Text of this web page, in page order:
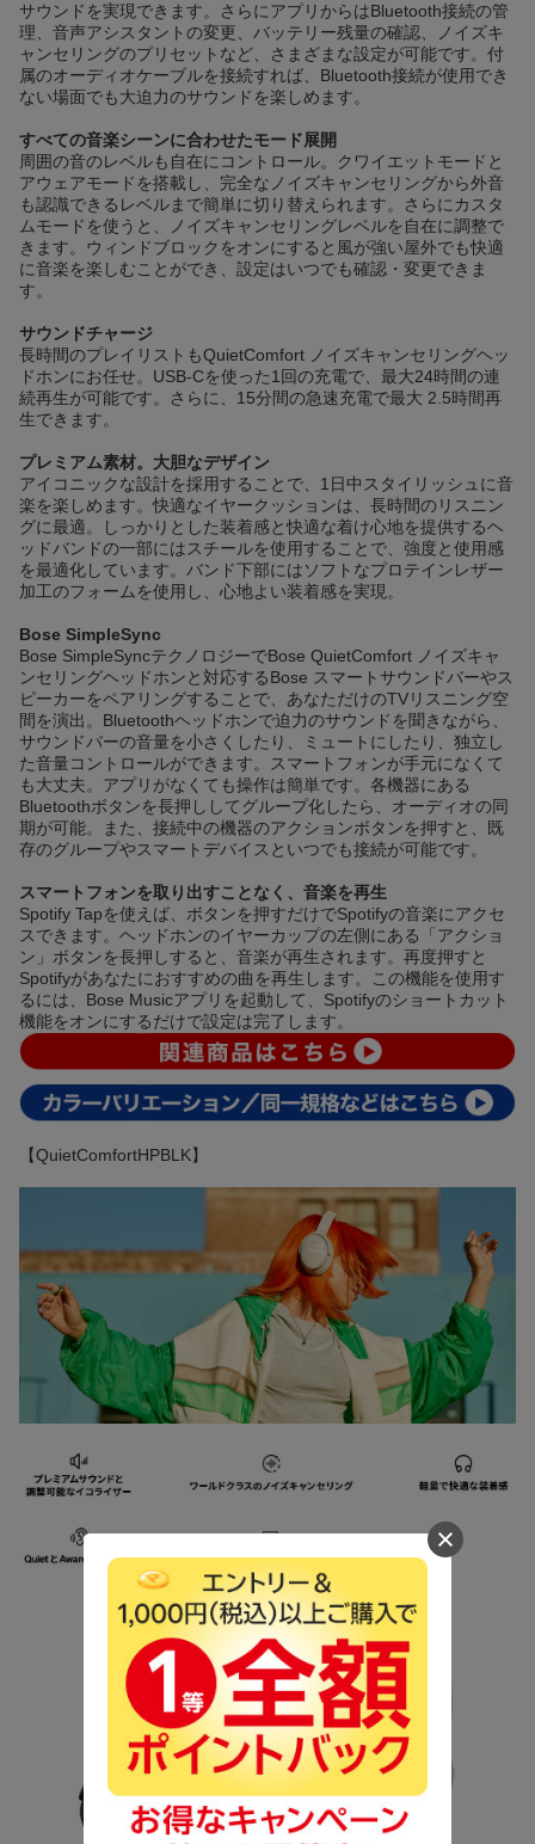
サウンドを実現できます。さらにアプリからはBluetooth接続の管
理、音声アシスタントの変更、バッテリー残量の確認、ノイズキ
ャンセリングのプリセットなど、さまざまな設定が可能です。付
属のオーディオケーブルを接続すれば、Bluetooth接続が使用でき
ない場面でも大迫力のサウンドを楽しめます。
すべての音楽シーンに合わせたモード展開
周囲の音のレベルも自在にコントロール。クワイエットモードと
アウェアモードを搭載し、完全なノイズキャンセリングから外音
も認識できるレベルまで簡単に切り替えられます。さらにカスタ
ムモードを使うと、ノイズキャンセリングレベルを自在に調整で
きます。ウィンドブロックをオンにすると風が強い屋外でも快適
に音楽を楽しむことができ、設定はいつでも確認・変更できま
す。
サウンドチャージ
長時間のプレイリストもQuietComfort ノイズキャンセリングヘッ
ドホンにお任せ。USB-Cを使った1回の充電で、最大24時間の連
続再生が可能です。さらに、15分間の急速充電で最大 2.5時間再
生できます。
プレミアム素材。大胆なデザイン
アイコニックな設計を採用することで、1日中スタイリッシュに音
楽を楽しめます。快適なイヤークッションは、長時間のリスニン
グに最適。しっかりとした装着感と快適な着け心地を提供するヘ
ッドバンドの一部にはスチールを使用することで、強度と使用感
を最適化しています。バンド下部にはソフトなプロテインレザー
加工のフォームを使用し、心地よい装着感を実現。
Bose SimpleSync
Bose SimpleSyncテクノロジーでBose QuietComfort ノイズキャ
ンセリングヘッドホンと対応するBose スマートサウンドバーやス
ピーカーをペアリングすることで、あなただけのTVリスニング空
間を演出。Bluetoothヘッドホンで迫力のサウンドを聞きながら、
サウンドバーの音量を小さくしたり、ミュートにしたり、独立し
た音量コントロールができます。スマートフォンが手元になくて
も大丈夫。アプリがなくても操作は簡単です。各機器にある
Bluetoothボタンを長押ししてグループ化したら、オーディオの同
期が可能。また、接続中の機器のアクションボタンを押すと、既
存のグループやスマートデバイスといつでも接続が可能です。
スマートフォンを取り出すことなく、音楽を再生
Spotify Tapを使えば、ボタンを押すだけでSpotifyの音楽にアクセ
スできます。ヘッドホンのイヤーカップの左側にある「アクショ
ン」ボタンを長押しすると、音楽が再生されます。再度押すと
Spotifyがあなたにおすすめの曲を再生します。この機能を使用す
るには、Bose Musicアプリを起動して、Spotifyのショートカット
機能をオンにするだけで設定は完了します。
【QuietComfortHPBLK】